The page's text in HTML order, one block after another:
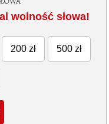
wolność słowa!
200 zł 500 zł